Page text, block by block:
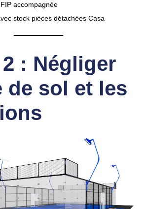
accompagnée
stock pièces détachées Casa
: Négliger
de sol et les